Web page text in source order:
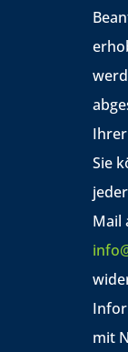
Sie
Mail
mit